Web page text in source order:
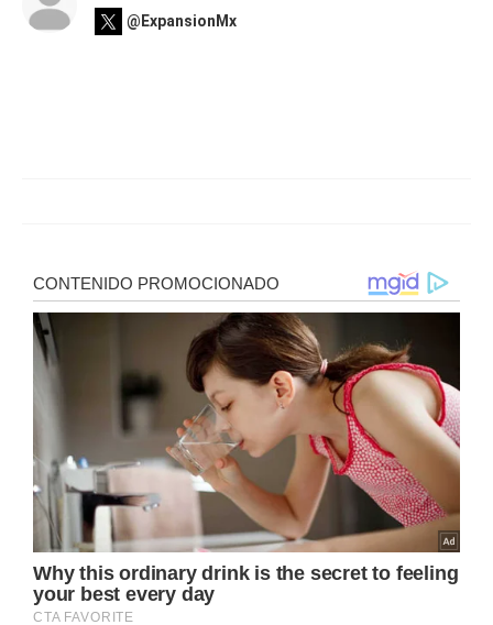
@ExpansionMx